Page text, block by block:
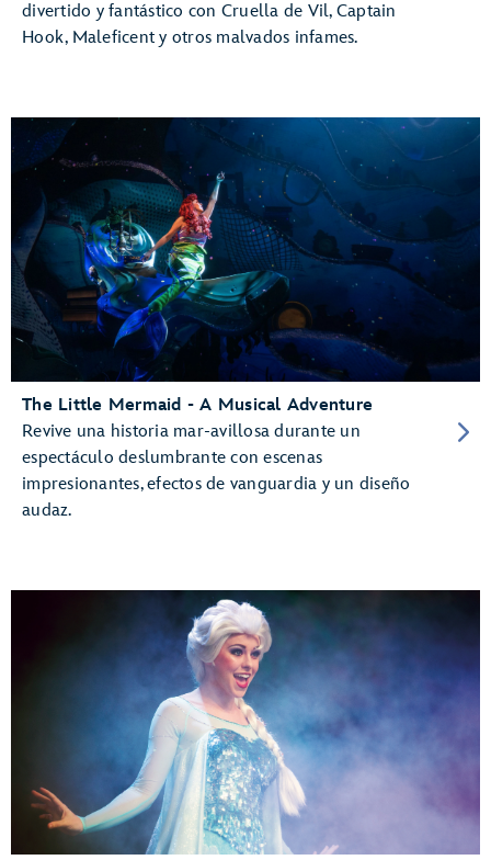
divertido y fantástico con Cruella de Vil, Captain
Hook, Maleficent y otros malvados infames.
The Little Mermaid - A Musical Adventure
Revive una historia mar-avillosa durante un
espectáculo deslumbrante con escenas
impresionantes, efectos de vanguardia y un diseño
audaz.